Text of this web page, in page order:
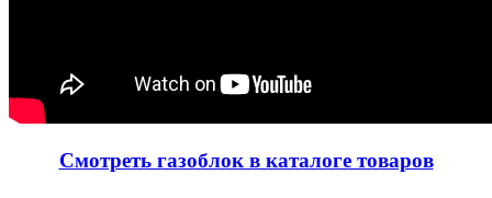
Смотреть газоблок в каталоге товаров